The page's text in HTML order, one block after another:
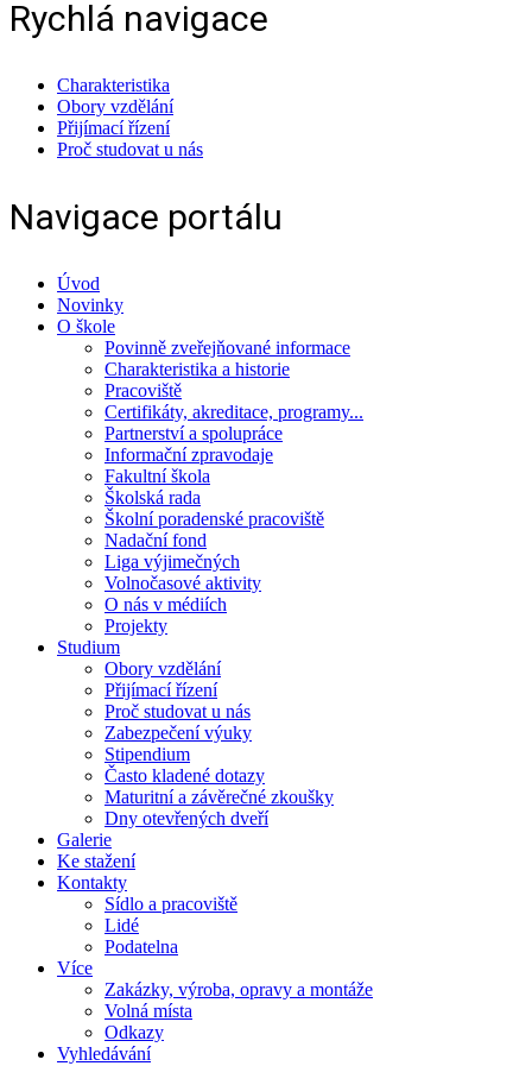
Rychlá navigace
Charakteristika
Obory vzdělání
Přijímací řízení
Proč studovat u nás
Navigace portálu
Úvod
Novinky
O škole
Povinně zveřejňované informace
Charakteristika a historie
Pracoviště
Certifikáty, akreditace, programy...
Partnerství a spolupráce
Informační zpravodaje
Fakultní škola
Školská rada
Školní poradenské pracoviště
Nadační fond
Liga výjimečných
Volnočasové aktivity
O nás v médiích
Projekty
Studium
Obory vzdělání
Přijímací řízení
Proč studovat u nás
Zabezpečení výuky
Stipendium
Často kladené dotazy
Maturitní a závěrečné zkoušky
Dny otevřených dveří
Galerie
Ke stažení
Kontakty
Sídlo a pracoviště
Lidé
Podatelna
Více
Zakázky, výroba, opravy a montáže
Volná místa
Odkazy
Vyhledávání